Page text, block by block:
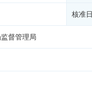
核准
督管理局